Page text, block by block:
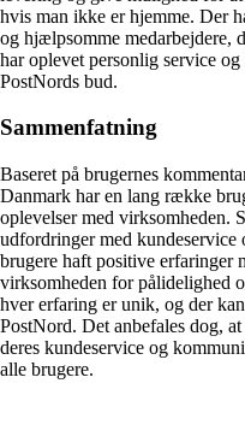
hvis man ikke er hjemme. Der
og hjælpsomme medarbejdere,
har oplevet personlig service
PostNords bud.
Sammenfatning
Baseret på brugernes
Danmark har en lang række
oplevelser med virksomheden.
udfordringer med
brugere haft positive erfaringer
virksomheden for pålidelighed
hver erfaring er unik, og der
PostNord. Det anbefales dog,
deres kundeservice og
alle brugere.